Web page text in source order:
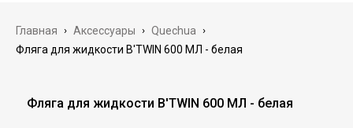
Главная › Аксессуары › Quechua ›
Фляга для жидкости B'TWIN 600 МЛ - белая
Фляга для жидкости B'TWIN 600 МЛ - белая